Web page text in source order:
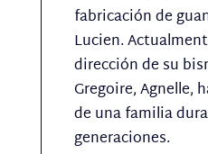
fabricación de
Lucien.
dirección de su
Gregoire, Agnelle,
de una familia
generaciones.